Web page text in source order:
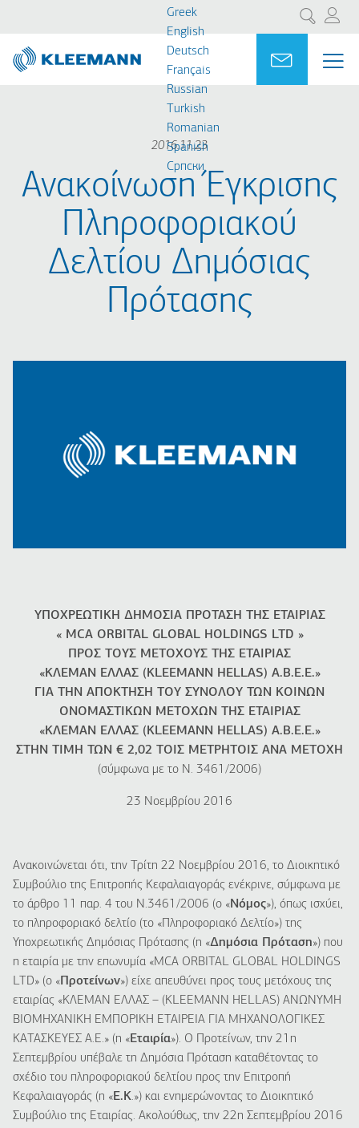
κυρίως
main
search
Αναζήτηση
Greek
English
Deutsch
Français
Russian
Turkish
Romanian
Spanish
Cрпски
Ask for
2016.11.23
Ανακοίνωση Έγκρισης
Πληροφοριακού
Δελτίου Δημόσιας
Πρότασης
ΥΠΟΧΡΕΩΤΙΚΗ ΔΗΜΟΣΙΑ ΠΡΟΤΑΣΗ ΤΗΣ ΕΤΑΙΡΙΑΣ
« MCA ORBITAL GLOBAL HOLDINGS LTD »
ΠΡΟΣ ΤΟΥΣ ΜΕΤΟΧΟΥΣ ΤΗΣ ΕΤΑΙΡΙΑΣ
«ΚΛΕΜΑΝ ΕΛΛΑΣ (KLEEMANN HELLAS) Α.Β.Ε.Ε.»
ΓΙΑ ΤΗΝ ΑΠΟΚΤΗΣΗ ΤΟΥ ΣΥΝΟΛΟΥ ΤΩΝ ΚΟΙΝΩΝ
ΟΝΟΜΑΣΤΙΚΩΝ ΜΕΤΟΧΩΝ ΤΗΣ ΕΤΑΙΡΙΑΣ
«ΚΛΕΜΑΝ ΕΛΛΑΣ (KLEEMANN HELLAS) Α.Β.Ε.Ε.»
ΣΤΗΝ ΤΙΜΗ ΤΩΝ € 2,02 ΤΟΙΣ ΜΕΤΡΗΤΟΙΣ ΑΝΑ ΜΕΤΟΧΗ
(σύμφωνα με το Ν. 3461/2006)
23 Νοεμβρίου 2016
Ανακοινώνεται ότι, την Τρίτη 22 Νοεμβρίου 2016, το Διοικητικό
Συμβούλιο της Επιτροπής Κεφαλαιαγοράς ενέκρινε, σύμφωνα με
το άρθρο 11 παρ. 4 του Ν.3461/2006 (ο «Νόμος»), όπως ισχύει,
το πληροφοριακό δελτίο (το «Πληροφοριακό Δελτίο») της
Υποχρεωτικής Δημόσιας Πρότασης (η «Δημόσια Πρόταση») που
η εταιρία με την επωνυμία «MCA ORBITAL GLOBAL HOLDINGS
LTD» (ο «Προτείνων») είχε απευθύνει προς τους μετόχους της
εταιρίας «ΚΛΕΜΑΝ ΕΛΛΑΣ – (KLEEMANN HELLAS) ΑΝΩΝΥΜΗ
ΒΙΟΜΗΧΑΝΙΚΗ ΕΜΠΟΡΙΚΗ ΕΤΑΙΡΕΙΑ ΓΙΑ ΜΗΧΑΝΟΛΟΓΙΚΕΣ
ΚΑΤΑΣΚΕΥΕΣ Α.Ε.» (η «Εταιρία»). Ο Προτείνων, την 21η
Σεπτεμβρίου υπέβαλε τη Δημόσια Πρόταση καταθέτοντας το
σχέδιο του πληροφοριακού δελτίου προς την Επιτροπή
Κεφαλαιαγοράς (η «Ε.Κ.») και ενημερώνοντας το Διοικητικό
Συμβούλιο της Εταιρίας. Ακολούθως, την 22η Σεπτεμβρίου 2016
Portal